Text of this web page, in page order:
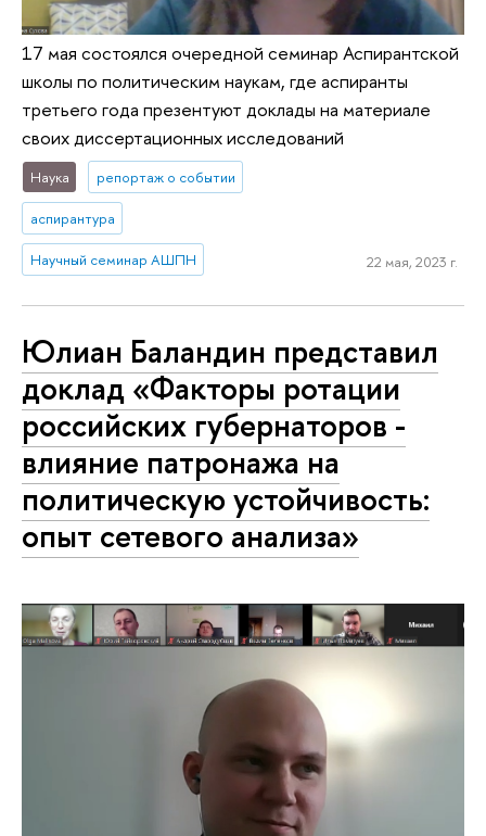
17 мая состоялся очередной семинар Аспирантской
школы по политическим наукам, где аспиранты
третьего года презентуют доклады на материале
своих диссертационных исследований
Наука репортаж о событии
аспирантура
Научный семинар АШПН 22 мая, 2023 г.
Юлиан Баландин представил
доклад «Факторы ротации
российских губернаторов -
влияние патронажа на
политическую устойчивость:
опыт сетевого анализа»